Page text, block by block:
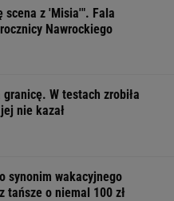
scena z 'Misia'". Fala
Nawrockiego
granicę. W testach zrobiła
nie kazał
synonim wakacyjnego
tańsze o niemal 100 zł